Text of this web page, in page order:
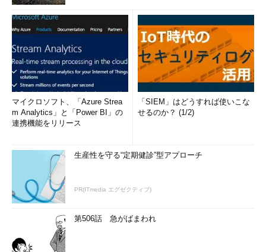
マイクロソフト、「Azure Strea
m Analytics」と「Power BI」の
連携機能をリリース
「SIEM」はどうすれば使いこな
せるのか？ (1/2)
生産性を守る“定期健診”型アプローチ
PR(ITmedia エグゼクティブ)
第506話 急がばまわれ